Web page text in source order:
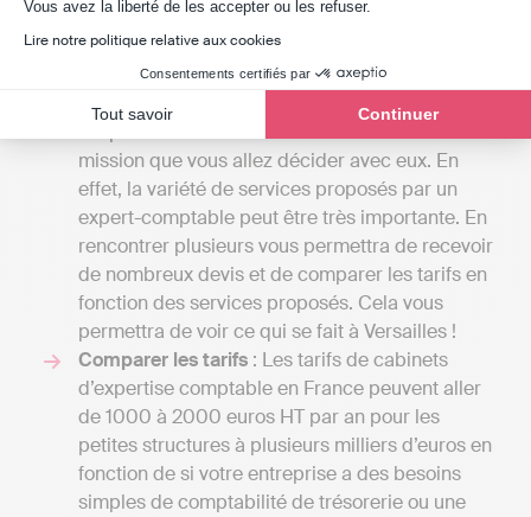
Vous avez la liberté de les accepter ou les refuser.
Lire notre politique relative aux cookies
Consentements certifiés par
Tout savoir Continuer
comparer des devis d’expert-comptable à Versailles :
Définir vos besoins: Le tarif de la mission d’un
cabinet d’expertise comptable peut aller du
simple au double en fonction de la lettre de
mission que vous allez décider avec eux. En
effet, la variété de services proposés par un
expert-comptable peut être très importante. En
rencontrer plusieurs vous permettra de recevoir
de nombreux devis et de comparer les tarifs en
fonction des services proposés. Cela vous
permettra de voir ce qui se fait à Versailles !
Comparer les tarifs : Les tarifs de cabinets
d’expertise comptable en France peuvent aller
de 1000 à 2000 euros HT par an pour les
petites structures à plusieurs milliers d’euros en
fonction de si votre entreprise a des besoins
simples de comptabilité de trésorerie ou une